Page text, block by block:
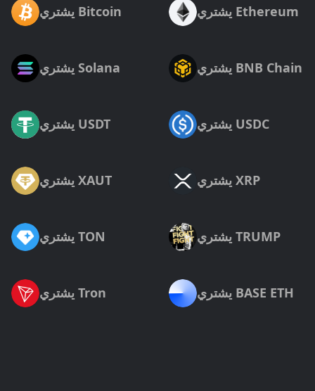
يشتري Bitcoin يشتري Ethereum
يشتري Solana يشتري BNB Chain
يشتري USDT يشتري USDC
يشتري XAUT يشتري XRP
يشتري TON يشتري TRUMP
يشتري Tron يشتري BASE ETH